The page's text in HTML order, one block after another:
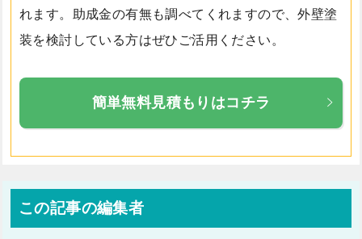
れます。助成金の有無も調べてくれますので、外壁塗
装を検討している方はぜひご活用ください。
簡単無料見積もりはコチラ
この記事の編集者